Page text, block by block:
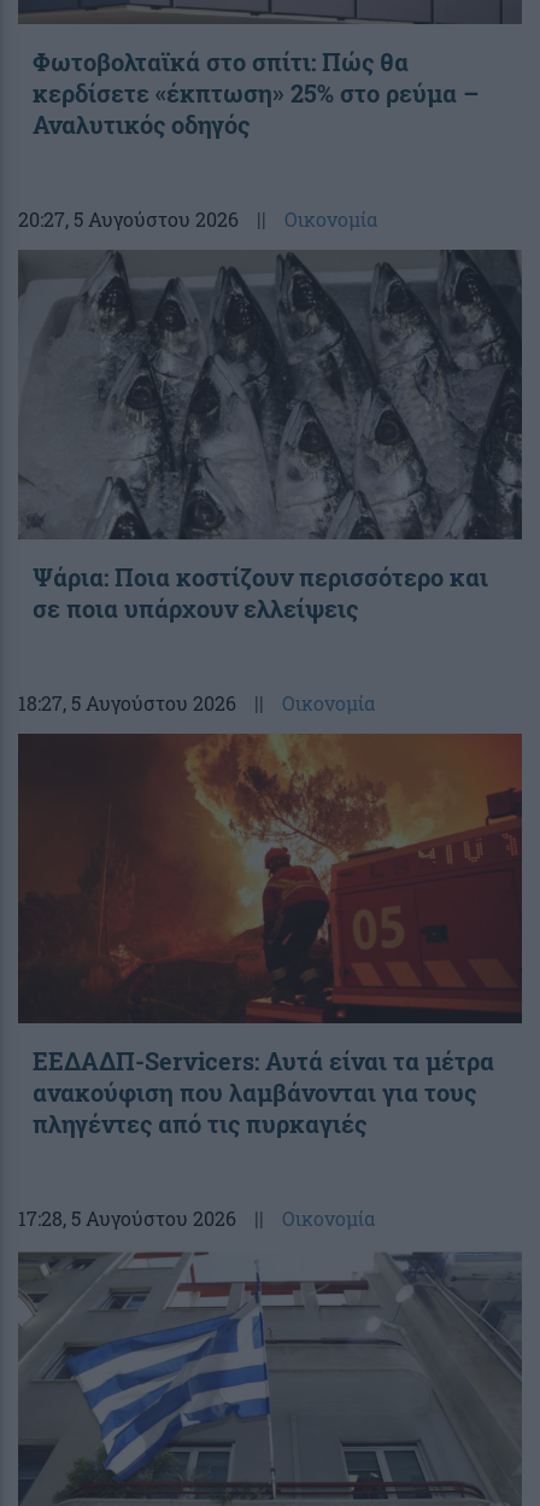
Φωτοβολταϊκά στο σπίτι: Πώς θα
κερδίσετε «έκπτωση» 25% στο ρεύμα –
Αναλυτικός οδηγός
20:27, 5 Αυγούστου 2026 || Οικονομία
Ψάρια: Ποια κοστίζουν περισσότερο και
σε ποια υπάρχουν ελλείψεις
18:27, 5 Αυγούστου 2026 || Οικονομία
ΕΕΔΑΔΠ-Servicers: Αυτά είναι τα μέτρα
ανακούφιση που λαμβάνονται για τους
πληγέντες από τις πυρκαγιές
17:28, 5 Αυγούστου 2026 || Οικονομία